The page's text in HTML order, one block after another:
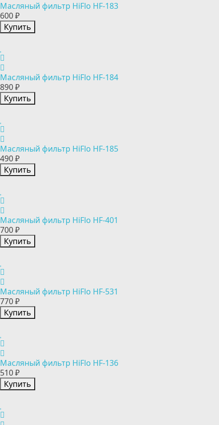
Масляный фильтр HiFlo HF-183
600 ₽
Купить
Масляный фильтр HiFlo HF-184
890 ₽
Купить
Масляный фильтр HiFlo HF-185
490 ₽
Купить
Масляный фильтр HiFlo HF-401
700 ₽
Купить
Масляный фильтр HiFlo HF-531
770 ₽
Купить
Масляный фильтр HiFlo HF-136
510 ₽
Купить